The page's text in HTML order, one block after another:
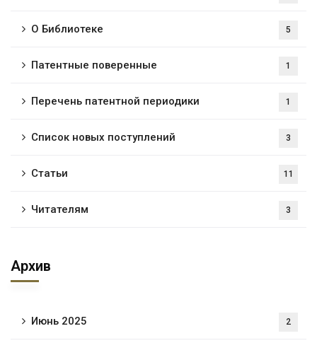
О Библиотеке 5
Патентные поверенные 1
Перечень патентной периодики 1
Список новых поступлений 3
Статьи 11
Читателям 3
Архив
Июнь 2025 2